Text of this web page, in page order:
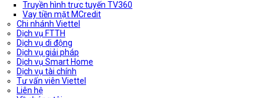
Truyền hình trực tuyến TV360
Vay tiền mặt MCredit
Chi nhánh Viettel
Dịch vụ FTTH
Dịch vụ di động
Dịch vụ giải pháp
Dịch vụ Smart Home
Dịch vụ tài chính
Tư vấn viên Viettel
Liên hệ